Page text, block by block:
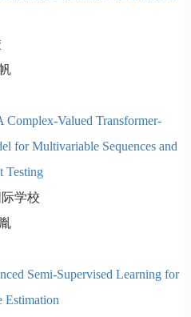
Complex-Valued Transformer-
for Multivariable Sequences and
Testing
学校
Semi-Supervised Learning for
Estimation